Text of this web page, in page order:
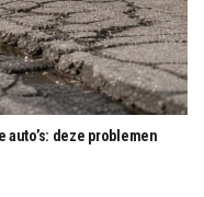
deze problemen